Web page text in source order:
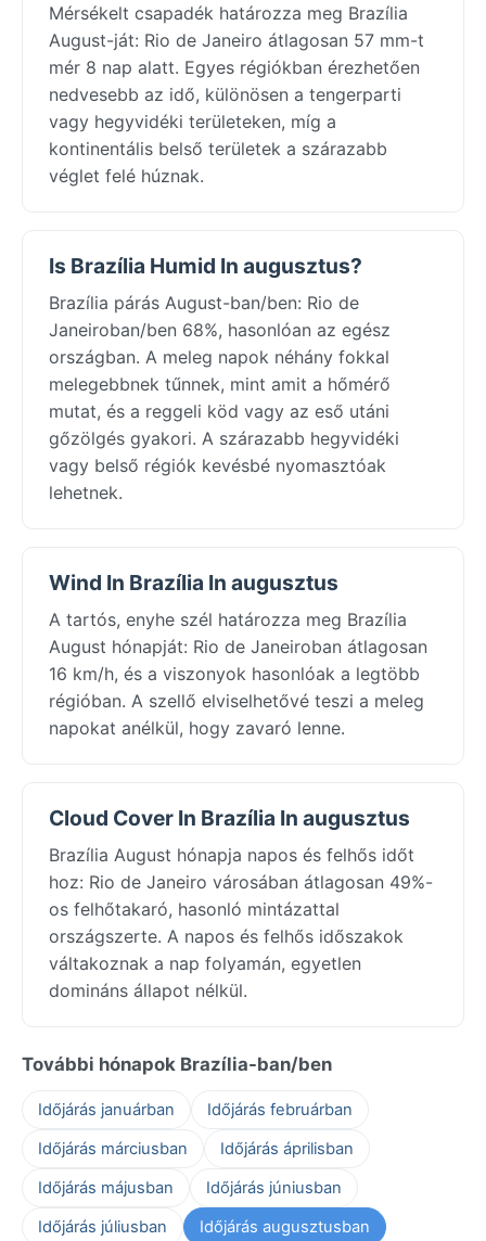
Mérsékelt csapadék határozza meg Brazília
August-ját: Rio de Janeiro átlagosan 57 mm-t
mér 8 nap alatt. Egyes régiókban érezhetően
nedvesebb az idő, különösen a tengerparti
vagy hegyvidéki területeken, míg a
kontinentális belső területek a szárazabb
véglet felé húznak.
Is Brazília Humid In augusztus?
Brazília párás August-ban/ben: Rio de
Janeiroban/ben 68%, hasonlóan az egész
országban. A meleg napok néhány fokkal
melegebbnek tűnnek, mint amit a hőmérő
mutat, és a reggeli köd vagy az eső utáni
gőzölgés gyakori. A szárazabb hegyvidéki
vagy belső régiók kevésbé nyomasztóak
lehetnek.
Wind In Brazília In augusztus
A tartós, enyhe szél határozza meg Brazília
August hónapját: Rio de Janeiroban átlagosan
16 km/h, és a viszonyok hasonlóak a legtöbb
régióban. A szellő elviselhetővé teszi a meleg
napokat anélkül, hogy zavaró lenne.
Cloud Cover In Brazília In augusztus
Brazília August hónapja napos és felhős időt
hoz: Rio de Janeiro városában átlagosan 49%-
os felhőtakaró, hasonló mintázattal
országszerte. A napos és felhős időszakok
váltakoznak a nap folyamán, egyetlen
domináns állapot nélkül.
További hónapok Brazília-ban/ben
Időjárás januárban
Időjárás februárban
Időjárás márciusban
Időjárás áprilisban
Időjárás májusban
Időjárás júniusban
Időjárás júliusban
Időjárás augusztusban